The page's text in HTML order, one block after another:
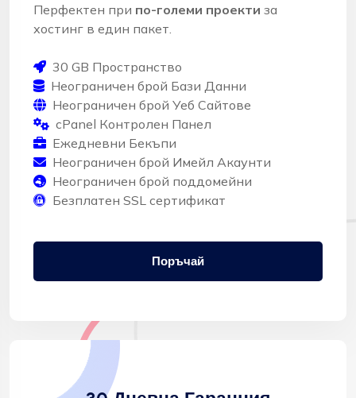
Перфектен при по-големи проекти за
хостинг в един пакет.
30 GB Пространство
Неограничен брой Бази Данни
Неограничен брой Уеб Сайтове
cPanel Контролен Панел
Ежедневни Бекъпи
Неограничен брой Имейл Акаунти
Неограничен брой поддомейни
Безплатен SSL сертификат
Поръчай